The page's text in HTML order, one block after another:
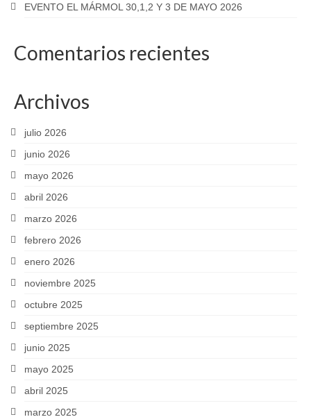
EVENTO EL MÁRMOL 30,1,2 Y 3 DE MAYO 2026
Comentarios recientes
Archivos
julio 2026
junio 2026
mayo 2026
abril 2026
marzo 2026
febrero 2026
enero 2026
noviembre 2025
octubre 2025
septiembre 2025
junio 2025
mayo 2025
abril 2025
marzo 2025